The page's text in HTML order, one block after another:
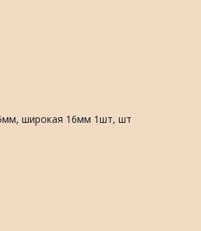
широкая 16мм 1шт, шт